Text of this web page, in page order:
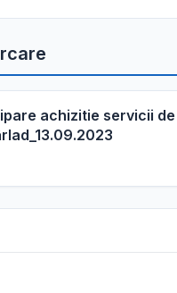
achizitie servicii